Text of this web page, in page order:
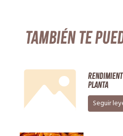
También te
PLANTA
Seguir